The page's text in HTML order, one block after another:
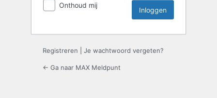
Onthoud mij
Registreren Je wachtwoord vergeten?
← Ga naar MAX Meldpunt